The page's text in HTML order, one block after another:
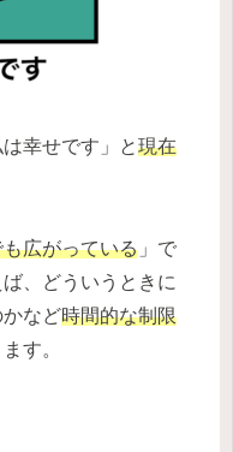
幸せです」と現在
広がっている 」で
、どういうときに
など時間的な制限
す。